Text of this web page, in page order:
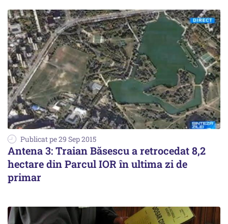
Publicat pe 29 Sep 2015
Antena 3: Traian Băsescu a retrocedat 8,2
hectare din Parcul IOR în ultima zi de
primar